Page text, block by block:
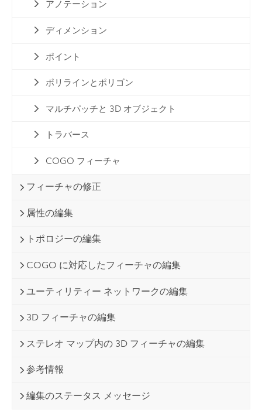
アノテーション
ディメンション
ポイント
ポリラインとポリゴン
マルチパッチと 3D オブジェクト
トラバース
COGO フィーチャ
フィーチャの修正
属性の編集
トポロジーの編集
COGO に対応したフィーチャの編集
ユーティリティー ネットワークの編集
3D フィーチャの編集
ステレオ マップ内の 3D フィーチャの編集
参考情報
編集のステータス メッセージ